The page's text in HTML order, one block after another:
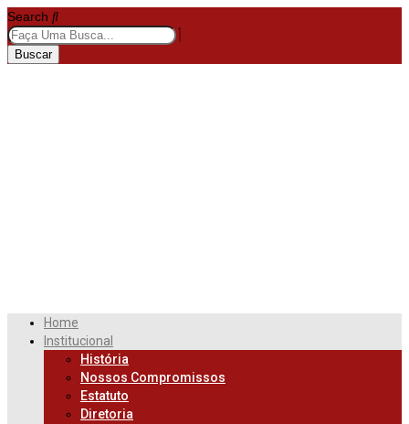
Search
Buscar
Home
Institucional
História
Nossos Compromissos
Estatuto
Diretoria